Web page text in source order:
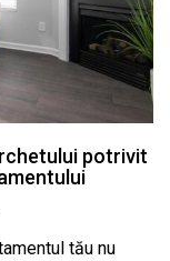
potrivit
tău nu